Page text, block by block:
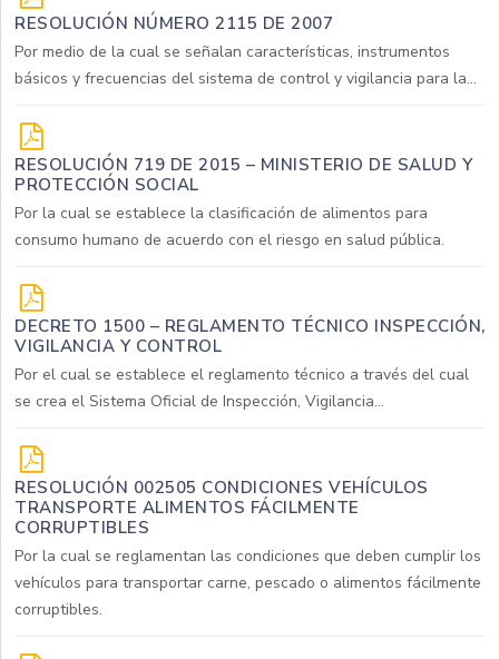
RESOLUCIÓN NÚMERO 2115 DE 2007
Por medio de la cual se señalan características, instrumentos
básicos y frecuencias del sistema de control y vigilancia para la...
RESOLUCIÓN 719 DE 2015 – MINISTERIO DE SALUD Y
PROTECCIÓN SOCIAL
Por la cual se establece la clasificación de alimentos para
consumo humano de acuerdo con el riesgo en salud pública.
DECRETO 1500 – REGLAMENTO TÉCNICO INSPECCIÓN,
VIGILANCIA Y CONTROL
Por el cual se establece el reglamento técnico a través del cual
se crea el Sistema Oficial de Inspección, Vigilancia...
RESOLUCIÓN 002505 CONDICIONES VEHÍCULOS
TRANSPORTE ALIMENTOS FÁCILMENTE
CORRUPTIBLES
Por la cual se reglamentan las condiciones que deben cumplir los
vehículos para transportar carne, pescado o alimentos fácilmente
corruptibles.